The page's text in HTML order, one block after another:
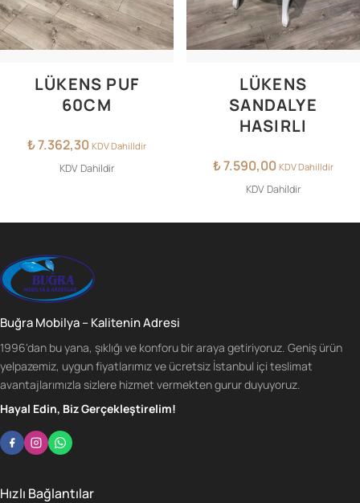
LÜKENS PUF
60CM
₺7.362,30 KDV Dahilldir
KDV Dahildir
LÜKENS
SANDALYE
HASIRLI
₺7.590,00 KDV Dahilldir
KDV Dahildir
Buğra Mobilya – Kalitenin Adresi
1996'dan bu yana, şıklığı ve konforu bir araya getiriyoruz. Geniş ürün
yelpazemiz, uygun fiyatlarımız ve ücretsiz İstanbul içi teslimat
avantajlarımızla sizlere hizmet vermekten gurur duyuyoruz.
Hayal Edin, Biz Gerçekleştirelim!
Hızlı Bağlantılar